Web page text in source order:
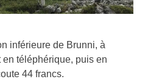
inférieure de Brunni, à
en téléphérique, puis en
44 francs.